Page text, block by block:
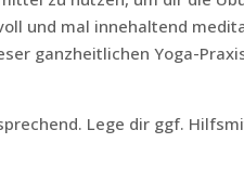
und mal innehaltend
ganzheitlichen Yoga-
Lege dir ggf.